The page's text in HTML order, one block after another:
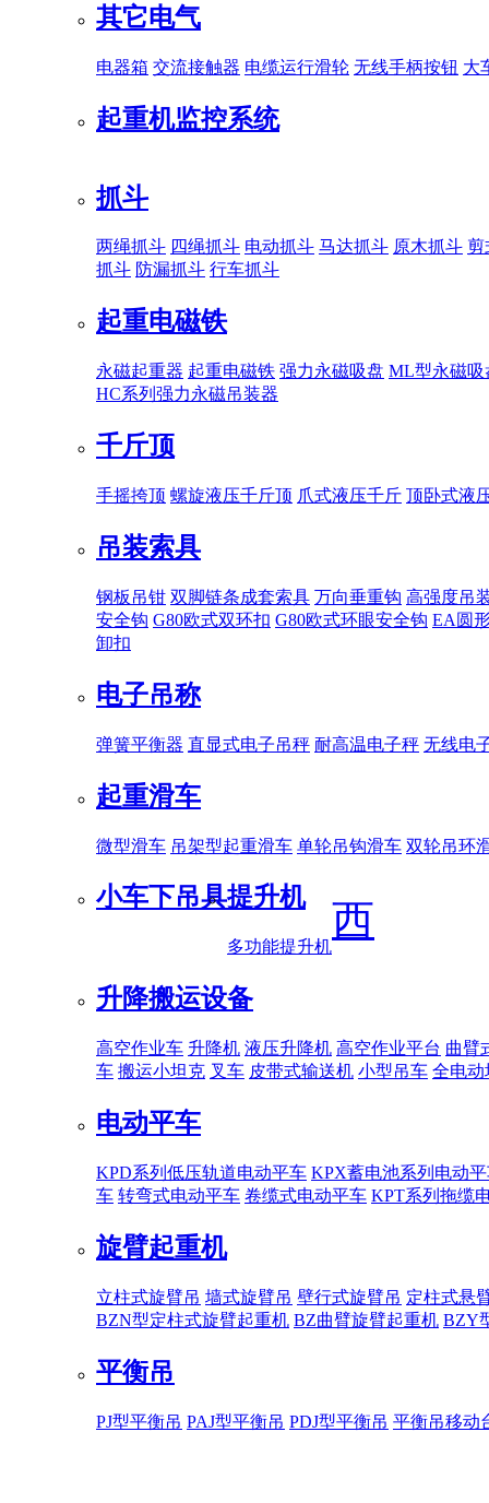
其它电气
电器箱 交流接触器 电缆运行滑轮 无线手柄按钮 大
起重机监控系统
抓斗
两绳抓斗 四绳抓斗 电动抓斗 马达抓斗 原木抓斗 剪
抓斗 防漏抓斗 行车抓斗
起重电磁铁
永磁起重器 起重电磁铁 强力永磁吸盘 ML型永磁吸
HC系列强力永磁吊装器
千斤顶
手摇挎顶 螺旋液压千斤顶 爪式液压千斤 顶卧式液
吊装索具
钢板吊钳 双脚链条成套索具 万向垂重钩 高强度吊
安全钩 G80欧式双环扣 G80欧式环眼安全钩 EA圆
卸扣
电子吊称
弹簧平衡器 直显式电子吊秤 耐高温电子秤 无线电
起重滑车
微型滑车 吊架型起重滑车 单轮吊钩滑车 双轮吊环
小车下吊具提升机
多功能提升机
升降搬运设备
高空作业车 升降机 液压升降机 高空作业平台 曲臂
车 搬运小坦克 叉车 皮带式输送机 小型吊车 全电动
电动平车
KPD系列低压轨道电动平车 KPX蓄电池系列电动
车 转弯式电动平车 卷缆式电动平车 KPT系列拖缆
旋臂起重机
立柱式旋臂吊 墙式旋臂吊 壁行式旋臂吊 定柱式悬
BZN型定柱式旋臂起重机 BZ曲臂旋臂起重机 BZY
平衡吊
PJ型平衡吊 PAJ型平衡吊 PDJ型平衡吊 平衡吊移动
西